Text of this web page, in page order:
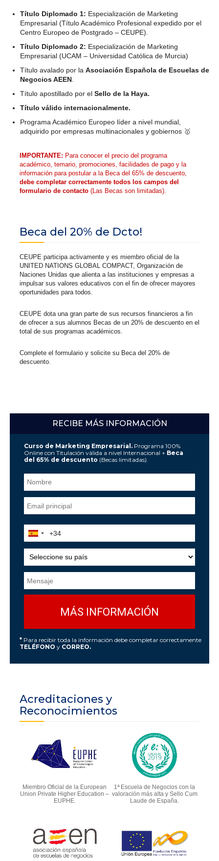
Título Diplomado 1: Especialización de Marketing
Empresarial (Título Académico Profesional expedido por el
Centro Europeo de Postgrado – CEUPE).
Título Diplomado 2: Especialización de Marketing
Empresarial (UCAM – Universidad Católica de Murcia)
Título avalado por la Asociación Española de Escuelas de
Negocios AEEN
Título apostillado por el Sello de la Haya.
Título válido internacionalmente.
Programa Académico Europeo líder a nivel mundial,
adquirido por empresas multinacionales y gobiernos 🥇
IMPORTANTE: Para conocer el precio del programa
académico, temario, promociones, facilidades de pago y la
información para postular a la Beca del 65% de descuento,
debe completar correctamente todos los campos del
formulario de contacto (Las Becas son limitadas).
Beca del 20% de Dcto!
CEUPE participa activamente y es miembro oficial de la
UNITED NATIONS GLOBAL COMPACT, Organización de
Naciones Unidas que alienta a las instituciones y empresas a
impulsar sus valores educativos con el fin de ofrecer mayores
oportunidades para todos.
CEUPE dota una gran parte de sus recursos financieros a fin
de ofrecer a sus alumnos Becas de un 20% de descuento en el
total de sus programas académicos.
Complete el formulario y solicite su Beca del 20% de
descuento.
RECIBE MÁS INFORMACIÓN
Curso de Marketing Empresarial.Programa 100%
Online con Titulación válida a nivel Internacional + Beca
del 65% de descuento (Becas limitadas).
* Para recibir toda la información debe completar correctamente
TELÉFONO y CORREO.
Acreditaciones y
Reconocimientos
Miembro Oficial de la European
Union Private Higher Education –
EUPHE.
1ª Escuela de Negocios con la
valoración más alta y Sello Cum
Laude de España.